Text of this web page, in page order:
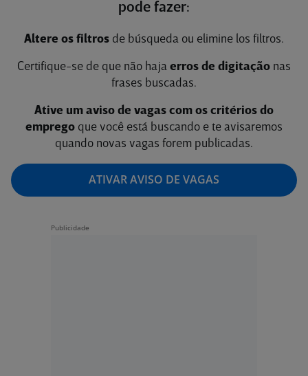
pode fazer:
Altere os filtros de búsqueda ou elimine los filtros.
Certifique-se de que não haja erros de digitação nas
frases buscadas.
Ative um aviso de vagas com os critérios do
emprego que você está buscando e te avisaremos
quando novas vagas forem publicadas.
ATIVAR AVISO DE VAGAS